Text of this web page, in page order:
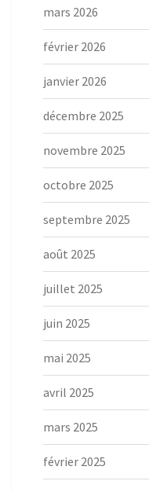
mars 2026
février 2026
janvier 2026
décembre 2025
novembre 2025
octobre 2025
septembre 2025
août 2025
juillet 2025
juin 2025
mai 2025
avril 2025
mars 2025
février 2025